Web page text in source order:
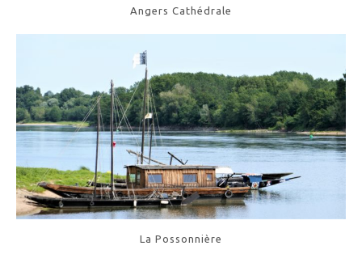
Angers Cathédrale
La Possonnière